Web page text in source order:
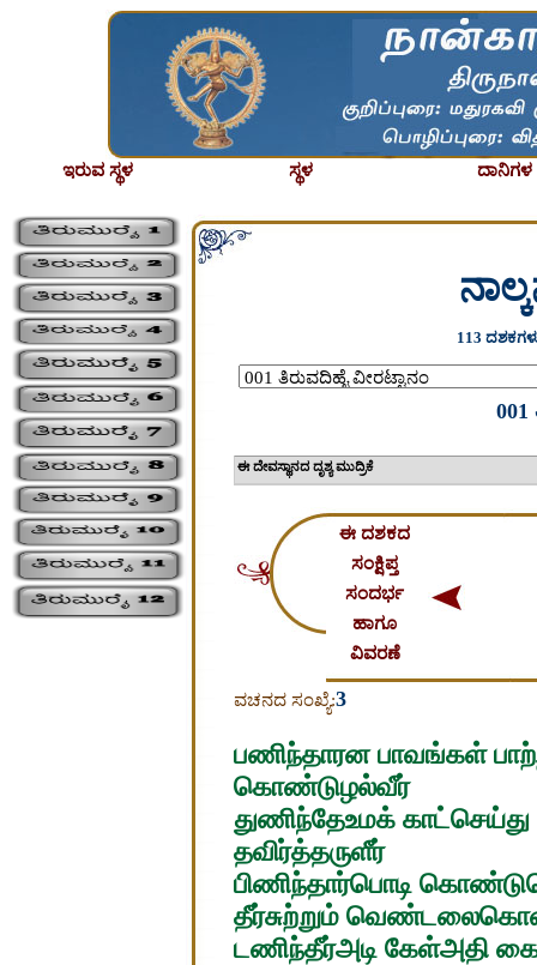
ಇರುವ ಸ್ಥಳ ಸ್ಥಳ ದಾನಿಗಳ
113
001
ಈ ದೇವಸ್ಥಾನದ
ಈ ದಶಕದ
ಸಂಕ್ಷಿಪ್ತ
ಸಂದರ್ಭ
ಹಾಗೂ
ವಿವರಣೆ
ವಚನದ ಸಂಖ್ಯೆ:3
பணிந்தாரன பாவங்கள்
கொண்டுழல்வீர்
துணிந்தேஉமக் காட்செய்து
தவிர்த்தருளீர்
பிணிந்தார்பொடி
தீர்சுற்றும்
டணிந்தீர்அடி கேள்அதி